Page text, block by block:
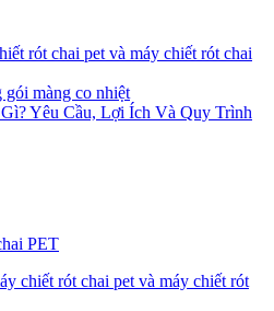
rót chai pet và máy chiết rót chai
màng co nhiệt
Yêu Cầu, Lợi Ích Và Quy Trình
chiết rót chai pet và máy chiết rót